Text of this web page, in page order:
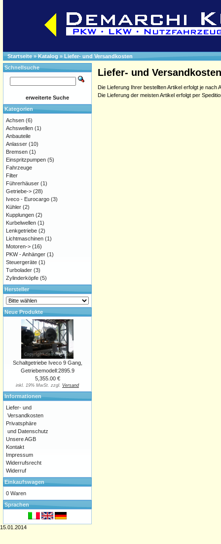
Startseite»Katalog » Liefer- und Versandkosten
Liefer- und Versandkosten
Die Lieferung Ihrer bestellten Artikel erfolgt je nach
Die Lieferung der meisten Artikel erfolgt per
Schnellsuche
erweiterte Suche
Kategorien
Achsen (6)
Achswellen (1)
Anbauteile
Anlasser (10)
Bremsen (1)
Einspritzpumpen (5)
Fahrzeuge
Filter
Führerhäuser (1)
Getriebe-> (28)
Iveco - Eurocargo (3)
Kühler (2)
Kupplungen (2)
Kurbelwellen (1)
Lenkgetriebe (2)
Lichtmaschinen (1)
Motoren-> (16)
PKW - Anhänger (1)
Steuergeräte (1)
Turbolader (3)
Zylinderköpfe (5)
Hersteller
Neue Produkte
Schaltgetriebe Iveco 9 Gang,
Getriebemodell:2895.9
5,355.00 €
inkl. 19% MwSt. zzgl. Versand
Informationen
Liefer- und
Versandkosten
Privatsphäre
und Datenschutz
Unsere AGB
Kontakt
Impressum
Widerrufsrecht
Widerruf
Einkaufswagen
0 Waren
Sprachen
15.01.2014